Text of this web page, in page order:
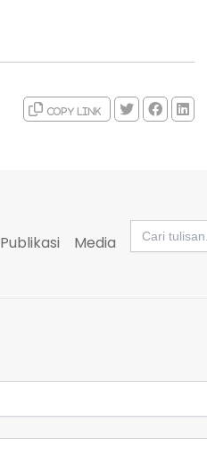
Copy link
Publikasi Media
Search
for: